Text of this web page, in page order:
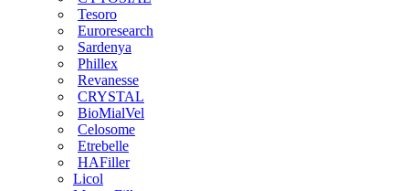
Tesoro
Euroresearch
Sardenya
Phillex
Revanesse
CRYSTAL
BioMialVel
Celosome
Etrebelle
HAFiller
Licol